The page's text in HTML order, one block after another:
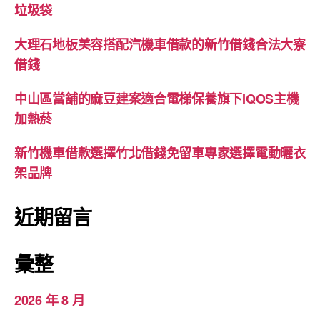
垃圾袋
大理石地板美容搭配汽機車借款的新竹借錢合法大寮
借錢
中山區當舖的麻豆建案適合電梯保養旗下IQOS主機
加熱菸
新竹機車借款選擇竹北借錢免留車專家選擇電動曬衣
架品牌
近期留言
彙整
2026 年 8 月